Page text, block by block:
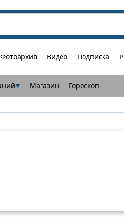
Фотоархив Видео Подписка
▼ Магазин Гороскоп